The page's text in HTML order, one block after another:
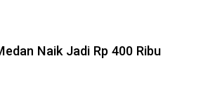
Naik Jadi Rp 400 Ribu